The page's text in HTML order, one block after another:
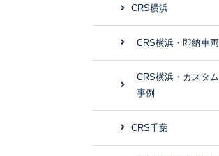
CRS横浜
CRS横浜・即納車両
CRS横浜・カスタム
事例
CRS千葉